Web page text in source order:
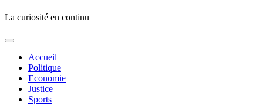
La curiosité en continu
Accueil
Politique
Economie
Justice
Sports